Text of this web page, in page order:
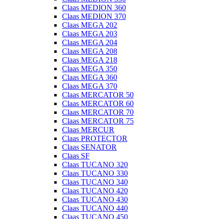
Claas MEDION 360
Claas MEDION 370
Claas MEGA 202
Claas MEGA 203
Claas MEGA 204
Claas MEGA 208
Claas MEGA 218
Claas MEGA 350
Claas MEGA 360
Claas MEGA 370
Claas MERCATOR 50
Claas MERCATOR 60
Claas MERCATOR 70
Claas MERCATOR 75
Claas MERCUR
Claas PROTECTOR
Claas SENATOR
Claas SF
Claas TUCANO 320
Claas TUCANO 330
Claas TUCANO 340
Claas TUCANO 420
Claas TUCANO 430
Claas TUCANO 440
Claas TUCANO 450